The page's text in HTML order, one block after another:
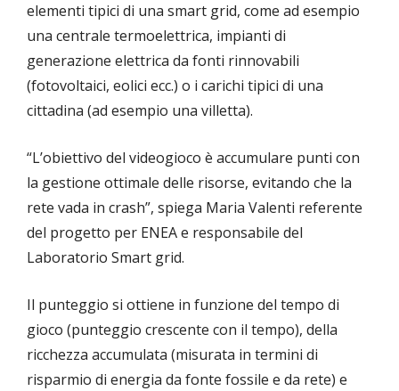
elementi tipici di una smart grid, come ad esempio
una centrale termoelettrica, impianti di
generazione elettrica da fonti rinnovabili
(fotovoltaici, eolici ecc.) o i carichi tipici di una
cittadina (ad esempio una villetta).
“L’obiettivo del videogioco è accumulare punti con
la gestione ottimale delle risorse, evitando che la
rete vada in crash”, spiega Maria Valenti referente
del progetto per ENEA e responsabile del
Laboratorio Smart grid.
Il punteggio si ottiene in funzione del tempo di
gioco (punteggio crescente con il tempo), della
ricchezza accumulata (misurata in termini di
risparmio di energia da fonte fossile e da rete) e